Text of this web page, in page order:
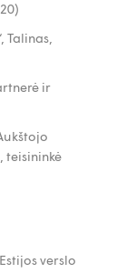
Talinas,
ir
teisininkė
verslo